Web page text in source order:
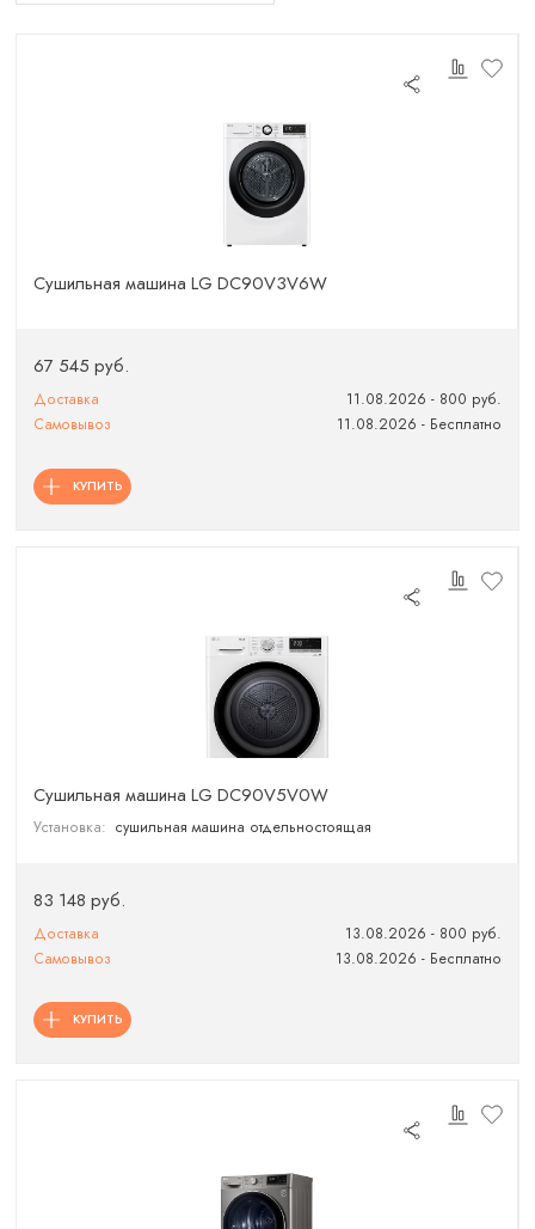
Сушильная машина LG DC90V3V6W
67 545 руб.
Доставка
11.08.2026 - 800 руб.
Самовывоз
11.08.2026 - Бесплатно
КУПИТЬ
Сушильная машина LG DC90V5V0W
Установка: сушильная машина отдельностоящая
83 148 руб.
Доставка
13.08.2026 - 800 руб.
Самовывоз
13.08.2026 - Бесплатно
КУПИТЬ